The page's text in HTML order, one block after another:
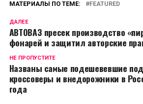
МАТЕРИАЛЫ ПО ТЕМЕ: FEATURED
ДАЛЕЕ
АВТОВАЗ пресек производство
фонарей и защитил авторские
НЕ ПРОПУСТИТЕ
Названы самые подешевевшие
кроссоверы и внедорожники в
года